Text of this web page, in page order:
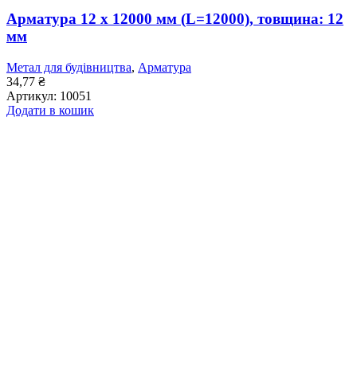
Арматура 12 x 12000 мм (L=12000), товщина: 12
мм
Метал для будівництва, Арматура
34,77 ₴
Артикул: 10051
Додати в кошик